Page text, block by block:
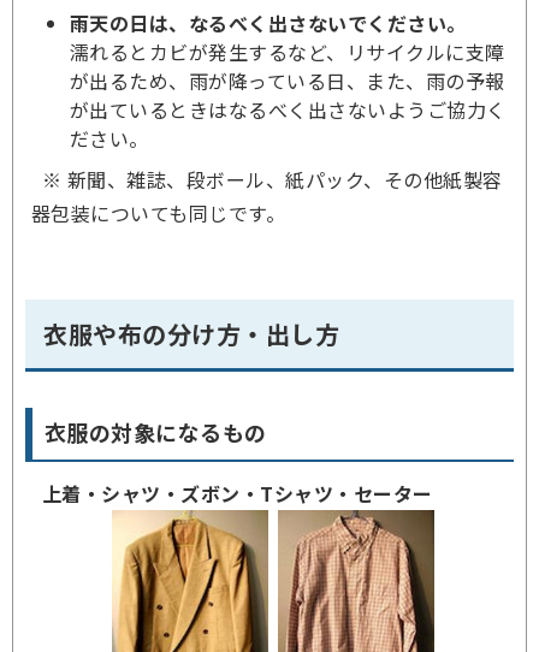
雨天の日は、なるべく出さないでください。
濡れるとカビが発生するなど、リサイクルに支障
が出るため、雨が降っている日、また、雨の予報
が出ているときはなるべく出さないようご協力く
ださい。
※ 新聞、雑誌、段ボール、紙パック、その他紙製容
器包装についても同じです。
衣服や布の分け方・出し方
衣服の対象になるもの
上着・シャツ・ズボン・Tシャツ・セーター